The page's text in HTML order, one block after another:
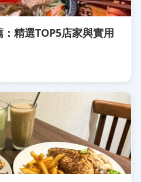
精選TOP5店家與實用